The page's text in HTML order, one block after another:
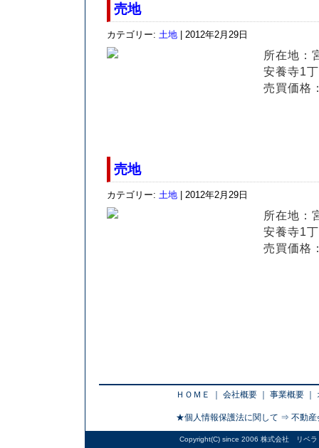
売地
カテゴリー: 土地 | 2012年2月29日
所在地：
安養寺1
売買価格
売地
カテゴリー: 土地 | 2012年2月29日
所在地：
安養寺1
売買価格
ＨＯＭＥ 会社概要 事業概要
★個人情報保護法に関して ⇒ 不動産
Copyright(C) since 2006 株式会社 リベラ